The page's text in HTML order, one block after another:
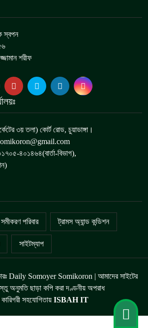
স্বপন
শরীফ
৩য় তলা) কোর্ট রোড, চুয়াডাঙ্গা।
৪০১৪৬৪(বার্তা-বিভাগ),
সমীকরণ পরিবার ট্রামস অ্যান্ড কন্ডিশন
সাইটম্যাপ
Daily Somoyer Somikoron | আমাদের সাইটের
অনুমতি ছাড়া কপি করা দণ্ডনীয় অপরাধ
সহযোগিতায় ISBAH IT